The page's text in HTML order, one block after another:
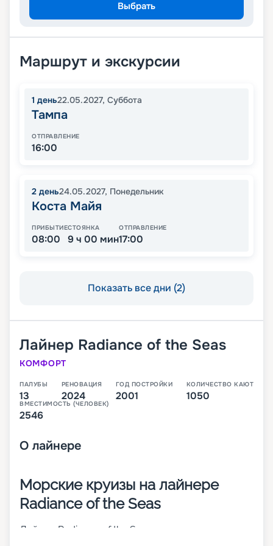
Выбрать
Маршрут и экскурсии
1 день22.05.2027, Суббота
Тампа
ОТПРАВЛЕНИЕ
16:00
2 день24.05.2027, Понедельник
Коста Майя
ПРИБЫТИЕ
08:00
СТОЯНКА
9 ч 00 мин
ОТПРАВЛЕНИЕ
17:00
Показать все дни (2)
Лайнер Radiance of the Seas
КОМФОРТ
ПАЛУБЫ
13
РЕНОВАЦИЯ
2024
ГОД ПОСТРОЙКИ
2001
КОЛИЧЕСТВО КАЮТ
1050
ВМЕСТИМОСТЬ (ЧЕЛОВЕК)
2546
О лайнере
Морские круизы на лайнере
Radiance of the Seas
Лайнер Radiance of the Seas – современное